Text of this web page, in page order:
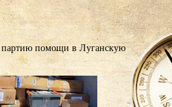
партию помощи в Луганскую